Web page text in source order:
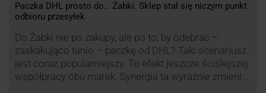
Paczka DHL prosto do… Żabki. Sklep stał się niczym punkt
odbioru przesyłek
Do Żabki nie po zakupy, ale po to, by odebrać –
zaskakująco tanio – paczkę od DHL? Taki scenariusz
jest coraz popularniejszy. To efekt jeszcze ściślejszej
współpracy obu marek. Synergia ta wyraźnie zmienia